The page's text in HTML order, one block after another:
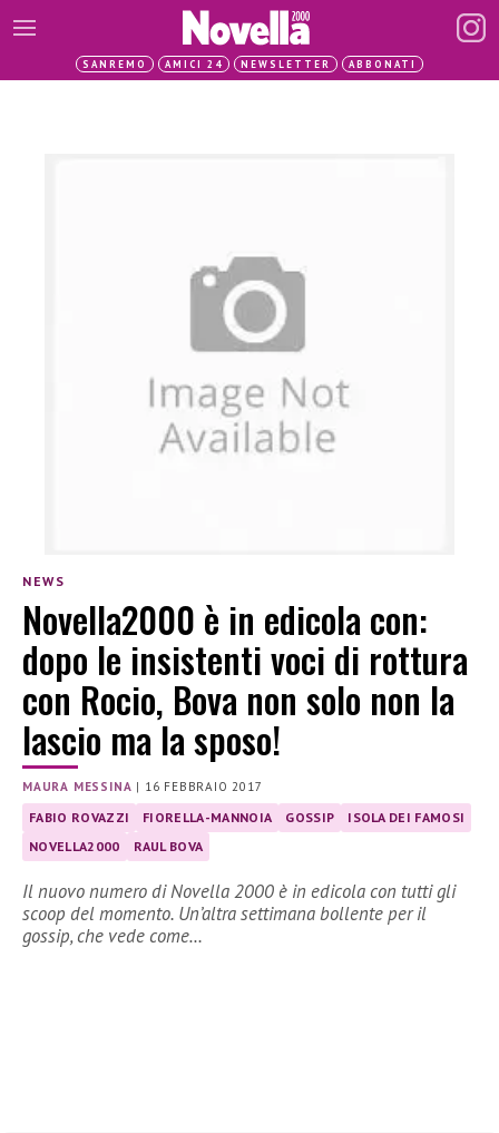
SANREMO AMICI 24 NEWSLETTER ABBONATI
NEWS
Novella2000 è in edicola con:
dopo le insistenti voci di rottura
con Rocio, Bova non solo non la
lascio ma la sposo!
MAURA MESSINA | 16 FEBBRAIO 2017
FABIO ROVAZZI FIORELLA-MANNOIA GOSSIP
ISOLA DEI FAMOSI
NOVELLA2000
RAUL BOVA
Il nuovo numero di Novella 2000 è in edicola con tutti gli
scoop del momento. Un’altra settimana bollente per il
gossip, che vede come…